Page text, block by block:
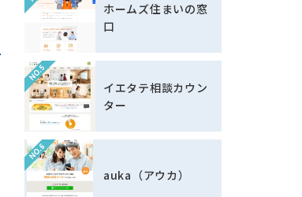
ホームズ住まいの窓
口
イエタテ相談カウン
ター
auka（アウカ）